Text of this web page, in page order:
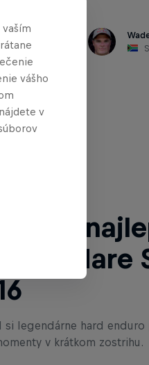
To
Bull
si legendárne hard enduro
v krátkom zostrihu.
vášho
v